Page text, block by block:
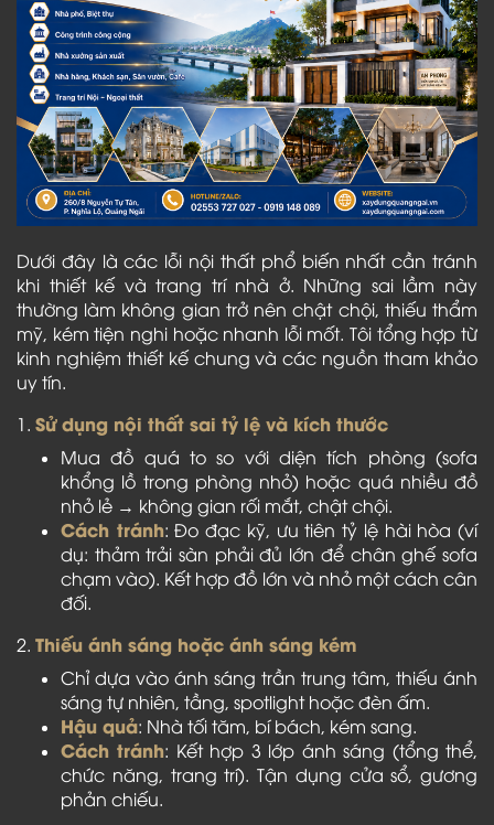
Dưới đây là các lỗi nội thất phổ biến nhất cần tránh
khi thiết kế và trang trí nhà ở. Những sai lầm này
thường làm không gian trở nên chật chội, thiếu thẩm
mỹ, kém tiện nghi hoặc nhanh lỗi mốt. Tôi tổng hợp từ
kinh nghiệm thiết kế chung và các nguồn tham khảo
uy tín.
1. Sử dụng nội thất sai tỷ lệ và kích thước
Mua đồ quá to so với diện tích phòng (sofa
khổng lồ trong phòng nhỏ) hoặc quá nhiều đồ
nhỏ lẻ → không gian rối mắt, chật chội.
Cách tránh: Đo đạc kỹ, ưu tiên tỷ lệ hài hòa (ví
dụ: thảm trải sàn phải đủ lớn để chân ghế sofa
chạm vào). Kết hợp đồ lớn và nhỏ một cách cân
đối.
2. Thiếu ánh sáng hoặc ánh sáng kém
Chỉ dựa vào ánh sáng trần trung tâm, thiếu ánh
sáng tự nhiên, tầng, spotlight hoặc đèn ấm.
Hậu quả: Nhà tối tăm, bí bách, kém sang.
Cách tránh: Kết hợp 3 lớp ánh sáng (tổng thể,
chức năng, trang trí). Tận dụng cửa sổ, gương
phản chiếu.